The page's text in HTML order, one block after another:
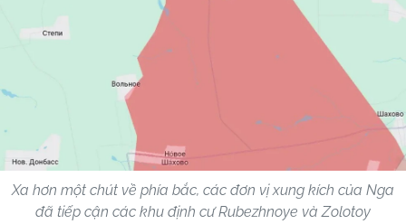
Xa hơn một chút về phía bắc, các đơn vị xung kích của Nga
đã tiếp cận các khu định cư Rubezhnoye và Zolotoy